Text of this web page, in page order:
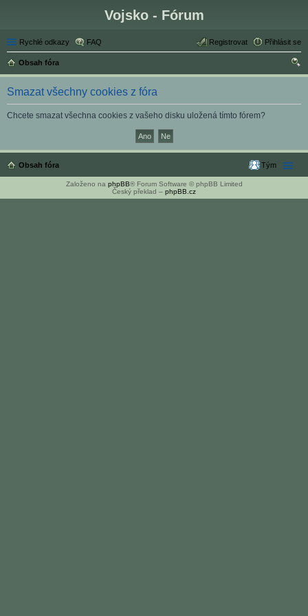
Vojsko - Fórum
Rychlé odkazy FAQ Přihlásit se
Registrovat
Obsah fóra
led
Smazat všechny cookies z fóra
Chcete smazat všechna cookies z vašeho disku uložená tímto fórem?
Obsah fóra Tým
Založeno na phpBB® Forum Software © phpBB Limited
Český překlad – phpBB.cz